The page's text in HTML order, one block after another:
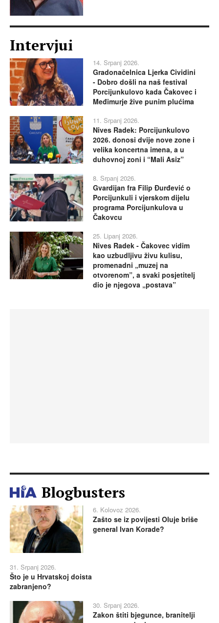
Intervjui
14. Srpanj 2026.
Gradonačelnica Ljerka Cividini
- Dobro došli na naš festival
Porcijunkulovo kada Čakovec i
Međimurje žive punim plućima
11. Srpanj 2026.
Nives Radek: Porcijunkulovo
2026. donosi dvije nove zone i
velika koncertna imena, a u
duhovnoj zoni i “Mali Asiz”
8. Srpanj 2026.
Gvardijan fra Filip Đurđević o
Porcijunkuli i vjerskom dijelu
programa Porcijunkulova u
Čakovcu
25. Lipanj 2026.
Nives Radek - Čakovec vidim
kao uzbudljivu živu kulisu,
promenadni „muzej na
otvorenom”, a svaki posjetitelj
dio je njegova „postava”
Blogbusters
6. Kolovoz 2026.
Zašto se iz povijesti Oluje briše
general Ivan Korade?
31. Srpanj 2026.
Što je u Hrvatskoj doista
zabranjeno?
30. Srpanj 2026.
Zakon štiti bjegunce, branitelji